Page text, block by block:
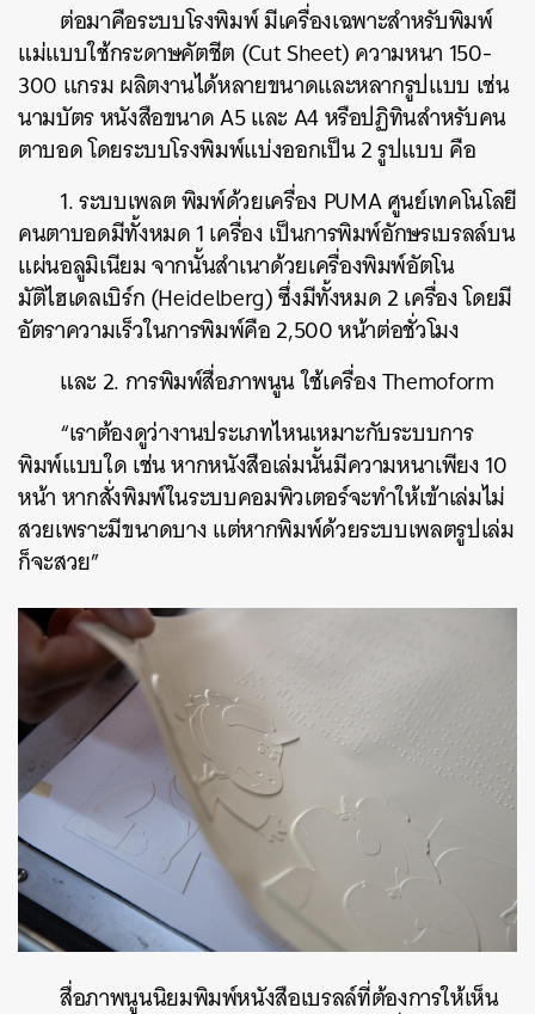
ต่อมาคือระบบโรงพิมพ์ มีเครื่องเฉพาะสำหรับพิมพ์
แม่แบบใช้กระดาษคัตชีต (Cut Sheet) ความหนา 150-
300 แกรม ผลิตงานได้หลายขนาดและหลากรูปแบบ เช่น
นามบัตร หนังสือขนาด A5 และ A4 หรือปฏิทินสำหรับคน
ตาบอด โดยระบบโรงพิมพ์แบ่งออกเป็น 2 รูปแบบ คือ
1. ระบบเพลต พิมพ์ด้วยเครื่อง PUMA ศูนย์เทคโนโลยี
คนตาบอดมีทั้งหมด 1 เครื่อง เป็นการพิมพ์อักษรเบรลล์บน
แผ่นอลูมิเนียม จากนั้นสำเนาด้วยเครื่องพิมพ์อัตโน
มัติไฮเดลเบิร์ก (Heidelberg) ซึ่งมีทั้งหมด 2 เครื่อง โดยมี
อัตราความเร็วในการพิมพ์คือ 2,500 หน้าต่อชั่วโมง
และ 2. การพิมพ์สื่อภาพนูน ใช้เครื่อง Themoform
“เราต้องดูว่างานประเภทไหนเหมาะกับระบบการ
พิมพ์แบบใด เช่น หากหนังสือเล่มนั้นมีความหนาเพียง 10
หน้า หากสั่งพิมพ์ในระบบคอมพิวเตอร์จะทำให้เข้าเล่มไม่
สวยเพราะมีขนาดบาง แต่หากพิมพ์ด้วยระบบเพลตรูปเล่ม
ก็จะสวย”
สื่อภาพนูนนิยมพิมพ์หนังสือเบรลล์ที่ต้องการให้เห็น